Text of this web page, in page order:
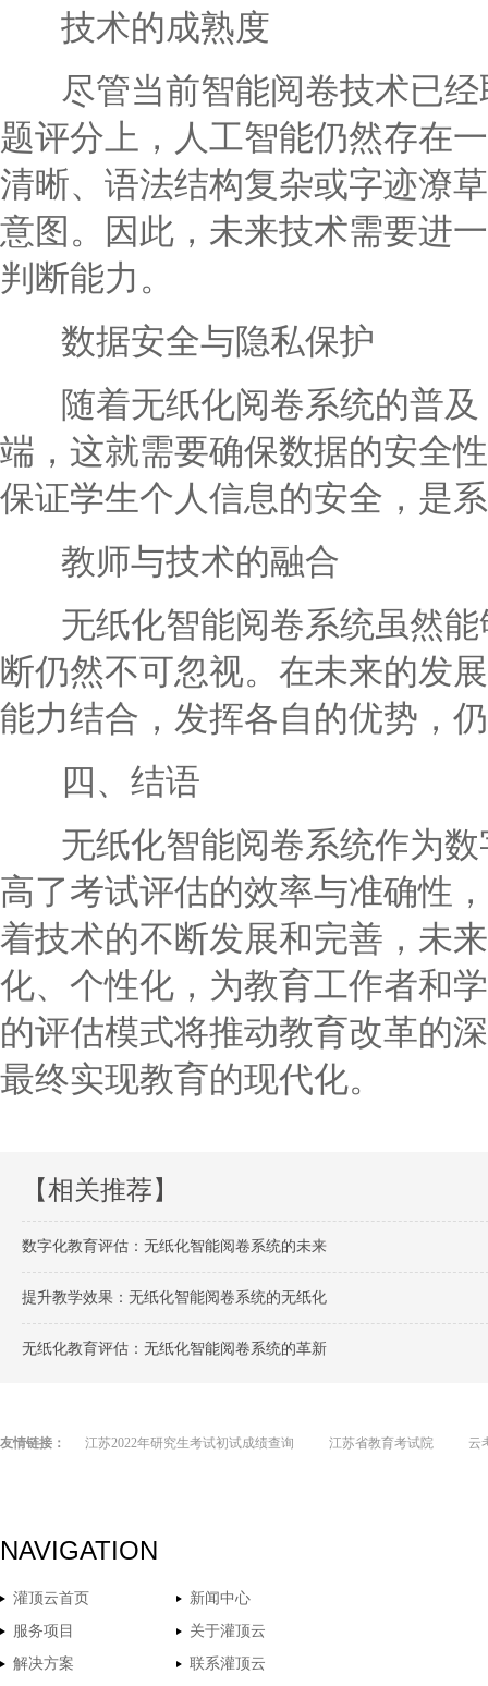
技术的成熟度
尽管当前智能阅卷技术已经
题评分上，人工智能仍然存在
清晰、语法结构复杂或字迹潦
意图。因此，未来技术需要进
判断能力。
数据安全与隐私保护
随着无纸化阅卷系统的普及
端，这就需要确保数据的安全
保证学生个人信息的安全，是
教师与技术的融合
无纸化智能阅卷系统虽然能
断仍然不可忽视。在未来的发
能力结合，发挥各自的优势，
四、结语
无纸化智能阅卷系统作为数
高了考试评估的效率与准确性
着技术的不断发展和完善，未
化、个性化，为教育工作者和
的评估模式将推动教育改革的
最终实现教育的现代化。
【相关推荐】
数字化教育评估：无纸化智能阅卷系统的未来
提升教学效果：无纸化智能阅卷系统的无纸化
无纸化教育评估：无纸化智能阅卷系统的革新
友情链接： 江苏2022年研究生考试初试成绩查询 江苏省教育考试院 云
NAVIGATION
灌顶云首页
新闻中心
服务项目
关于灌顶云
解决方案
联系灌顶云